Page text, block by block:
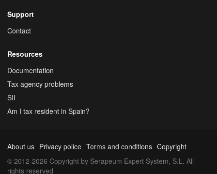
Support
Contact
Resources
Documentation
Tax agency problems
SII
Am I tax resident in Spain?
About us Privacy police Terms and conditions Copyright
© 2012-2026 Copyright by Serapeum Expert System, S.L. All
rights reserved